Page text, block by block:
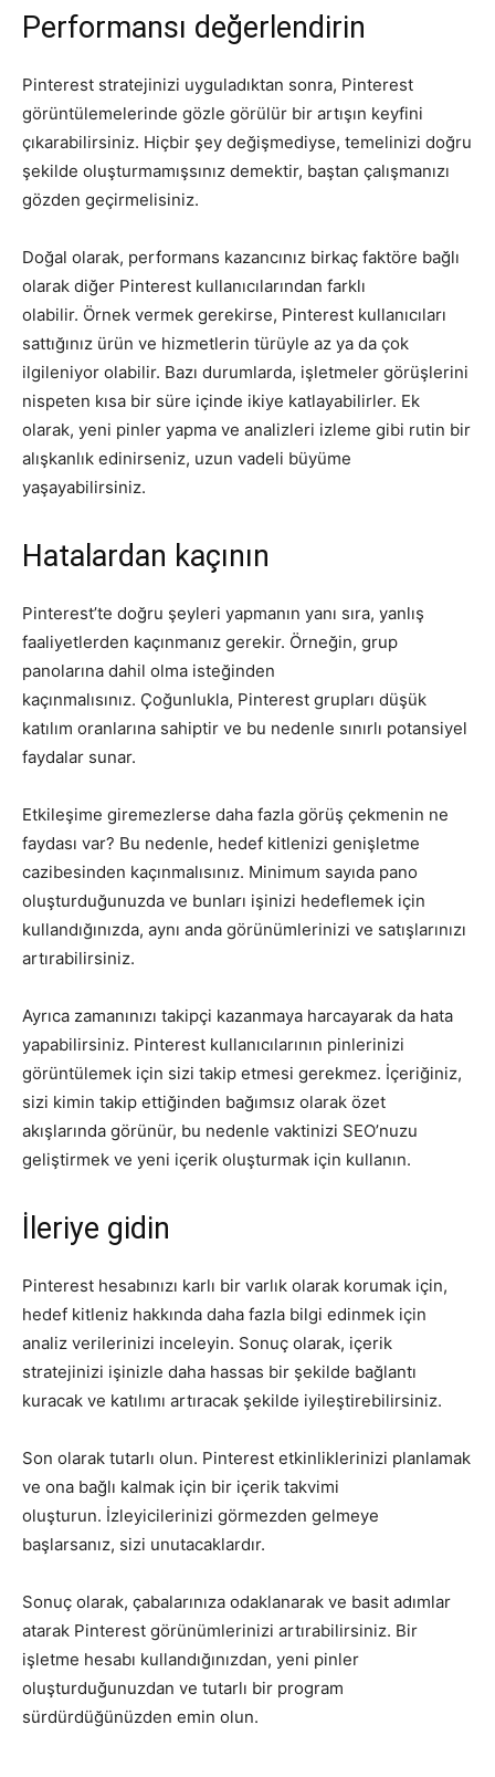
Performansı değerlendirin
Pinterest stratejinizi uyguladıktan sonra, Pinterest
görüntülemelerinde gözle görülür bir artışın keyfini
çıkarabilirsiniz. Hiçbir şey değişmediyse, temelinizi doğru
şekilde oluşturmamışsınız demektir, baştan çalışmanızı
gözden geçirmelisiniz.
Doğal olarak, performans kazancınız birkaç faktöre bağlı
olarak diğer Pinterest kullanıcılarından farklı
olabilir. Örnek vermek gerekirse, Pinterest kullanıcıları
sattığınız ürün ve hizmetlerin türüyle az ya da çok
ilgileniyor olabilir. Bazı durumlarda, işletmeler görüşlerini
nispeten kısa bir süre içinde ikiye katlayabilirler. Ek
olarak, yeni pinler yapma ve analizleri izleme gibi rutin bir
alışkanlık edinirseniz, uzun vadeli büyüme
yaşayabilirsiniz.
Hatalardan kaçının
Pinterest’te doğru şeyleri yapmanın yanı sıra, yanlış
faaliyetlerden kaçınmanız gerekir. Örneğin, grup
panolarına dahil olma isteğinden
kaçınmalısınız. Çoğunlukla, Pinterest grupları düşük
katılım oranlarına sahiptir ve bu nedenle sınırlı potansiyel
faydalar sunar.
Etkileşime giremezlerse daha fazla görüş çekmenin ne
faydası var? Bu nedenle, hedef kitlenizi genişletme
cazibesinden kaçınmalısınız. Minimum sayıda pano
oluşturduğunuzda ve bunları işinizi hedeflemek için
kullandığınızda, aynı anda görünümlerinizi ve satışlarınızı
artırabilirsiniz.
Ayrıca zamanınızı takipçi kazanmaya harcayarak da hata
yapabilirsiniz. Pinterest kullanıcılarının pinlerinizi
görüntülemek için sizi takip etmesi gerekmez. İçeriğiniz,
sizi kimin takip ettiğinden bağımsız olarak özet
akışlarında görünür, bu nedenle vaktinizi SEO’nuzu
geliştirmek ve yeni içerik oluşturmak için kullanın.
İleriye gidin
Pinterest hesabınızı karlı bir varlık olarak korumak için,
hedef kitleniz hakkında daha fazla bilgi edinmek için
analiz verilerinizi inceleyin. Sonuç olarak, içerik
stratejinizi işinizle daha hassas bir şekilde bağlantı
kuracak ve katılımı artıracak şekilde iyileştirebilirsiniz.
Son olarak tutarlı olun. Pinterest etkinliklerinizi planlamak
ve ona bağlı kalmak için bir içerik takvimi
oluşturun. İzleyicilerinizi görmezden gelmeye
başlarsanız, sizi unutacaklardır.
Sonuç olarak, çabalarınıza odaklanarak ve basit adımlar
atarak Pinterest görünümlerinizi artırabilirsiniz. Bir
işletme hesabı kullandığınızdan, yeni pinler
oluşturduğunuzdan ve tutarlı bir program
sürdürdüğünüzden emin olun.